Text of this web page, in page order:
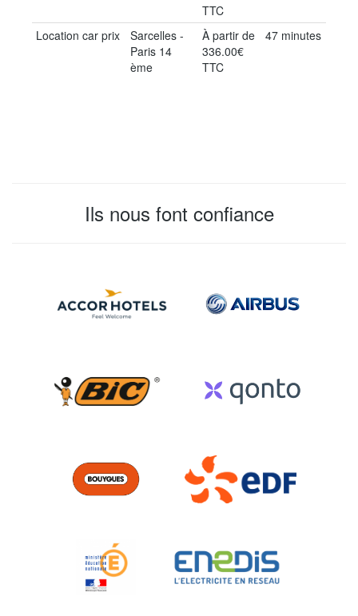
TTC
Location car prix
Sarcelles -
Paris 14
ème
À partir de
336.00€
TTC
47 minutes
Ils nous font confiance